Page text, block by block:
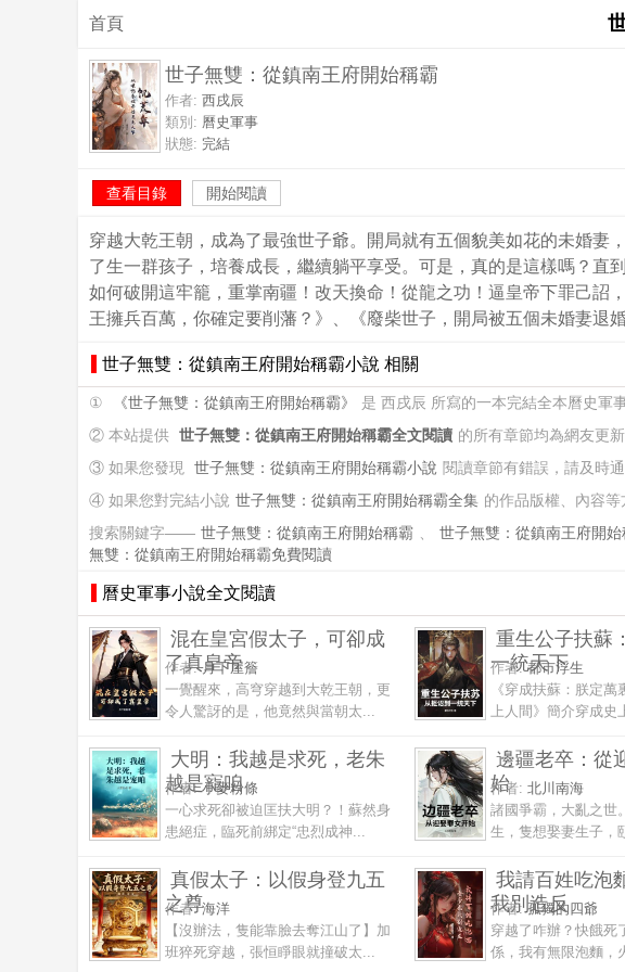
首頁
世子無雙：從鎮南王府開始稱霸
作者: 西戌辰
類別: 曆史軍事
狀態: 完結
查看目錄 開始閱讀
穿越大乾王朝，成為了最強世子爺。開局就有五個貌美如花的未婚
了生一群孩子，培養成長，繼續躺平享受。可是，真的是這樣嗎？
如何破開這牢籠，重掌南疆！改天換命！從龍之功！逼皇帝下罪己詔
王擁兵百萬，你確定要削藩？》、《廢柴世子，開局被五個未婚妻退婚
世子無雙：從鎮南王府開始稱霸小說 相關
① 《世子無雙：從鎮南王府開始稱霸》
是 西戌辰 所寫的一本完結全本曆史軍
② 本站提供 世子無雙：從鎮南王府開始稱霸全文閱讀 的所有章節均為網友更
③ 如果您發現 世子無雙：從鎮南王府開始稱霸小說 閱讀章節有錯誤，請及時
④ 如果您對完結小說 世子無雙：從鎮南王府開始稱霸全集 的作品版權、內容
搜索關鍵字—— 世子無雙：從鎮南王府開始稱霸 、 世子無雙：從鎮南王府開
無雙：從鎮南王府開始稱霸免費閱讀
曆史軍事小說全文閱讀
混在皇宮假太子，可卻成
了真皇帝
作者:月下屋簷
一覺醒來，高穹穿越到大乾王朝，更
令人驚訝的是，他竟然與當朝太...
重生公子扶蘇
一統天下
作者:都市浮生
《穿成扶蘇：朕定
上人間》簡介穿成史
大明：我越是求死，老朱
越是寵咱
作者:小麥粉條
一心求死卻被迫匡扶大明？！蘇然身
患絕症，臨死前綁定“忠烈成神...
邊疆老卒：從
始
作者: 北川南海
諸國爭霸，大亂之世
生，隻想娶妻生子，
真假太子：以假身登九五
之尊
作者:海洋
【沒辦法，隻能靠臉去奪江山了】加
班猝死穿越，張恒睜眼就撞破太...
我請百姓吃泡
我別造反
作者:孤獨的四爺
穿越了咋辦？快餓死
係，我有無限泡麵，